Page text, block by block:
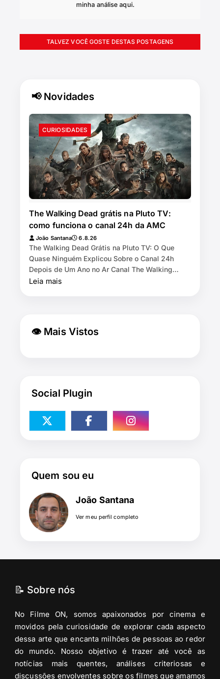
minha análise aqui.
TALVEZ VOCÊ GOSTE DESTAS POSTAGENS
📢 Novidades
CURIOSIDADES
The Walking Dead grátis na Pluto TV:
como funciona o canal 24h da AMC
João Santana 6.8.26
The Walking Dead Grátis na Pluto TV: O Que
Quase Ninguém Explicou Sobre o Canal 24h
Depois de Um Ano no Ar Canal The Walking
Dead by AMC exibe as 11 temporadas de graça
Leia mais
👁 Mais Vistos
Social Plugin
Quem sou eu
João Santana
Ver meu perfil completo
📝 Sobre nós
No Filme ON, somos apaixonados por cinema e
movidos pela curiosidade de explorar cada aspecto
dessa arte que encanta milhões de pessoas ao redor
do mundo. Nosso objetivo é trazer até você as
notícias mais quentes, análises criteriosas e
discussões envolventes sobre os filmes que amamos